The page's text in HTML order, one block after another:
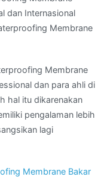
dan Internasional
Membrane
Membrane
dan para ahli di
hal itu dikarenakan
pengalaman lebih
lagi
Membrane Bakar